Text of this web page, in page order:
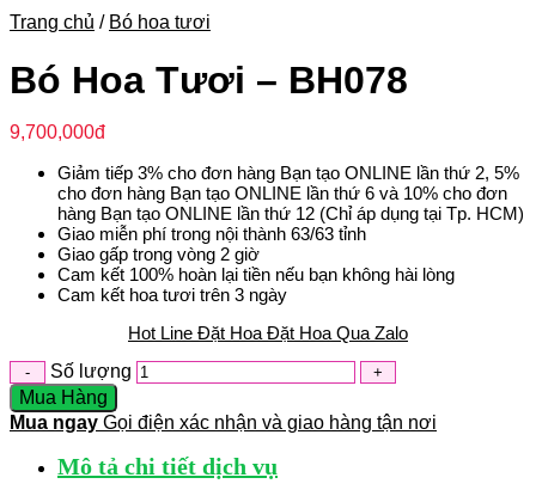
Trang chủ / Bó hoa tươi
Bó Hoa Tươi – BH078
9,700,000đ
Giảm tiếp 3% cho đơn hàng Bạn tạo ONLINE lần thứ 2, 5%
cho đơn hàng Bạn tạo ONLINE lần thứ 6 và 10% cho đơn
hàng Bạn tạo ONLINE lần thứ 12 (Chỉ áp dụng tại Tp. HCM)
Giao miễn phí trong nội thành 63/63 tỉnh
Giao gấp trong vòng 2 giờ
Cam kết 100% hoàn lại tiền nếu bạn không hài lòng
Cam kết hoa tươi trên 3 ngày
Hot Line Đặt Hoa Đặt Hoa Qua Zalo
Số lượng
Mua Hàng
Mua ngay Gọi điện xác nhận và giao hàng tận nơi
Mô tả chi tiết dịch vụ